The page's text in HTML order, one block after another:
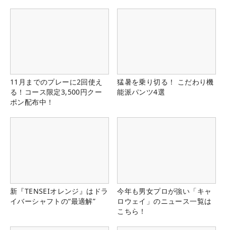
11月までのプレーに2回使え
る！コース限定3,500円クー
ポン配布中！
猛暑を乗り切る！ こだわり機
能派パンツ4選
新『TENSEIオレンジ』はドラ
イバーシャフトの“最適解”
今年も男女プロが強い「キャ
ロウェイ」のニュース一覧は
こちら！